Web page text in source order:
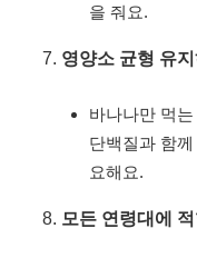
을 줘요.
영양소 균형 유
바나나만 먹
단백질과 함
요해요.
모든 연령대에